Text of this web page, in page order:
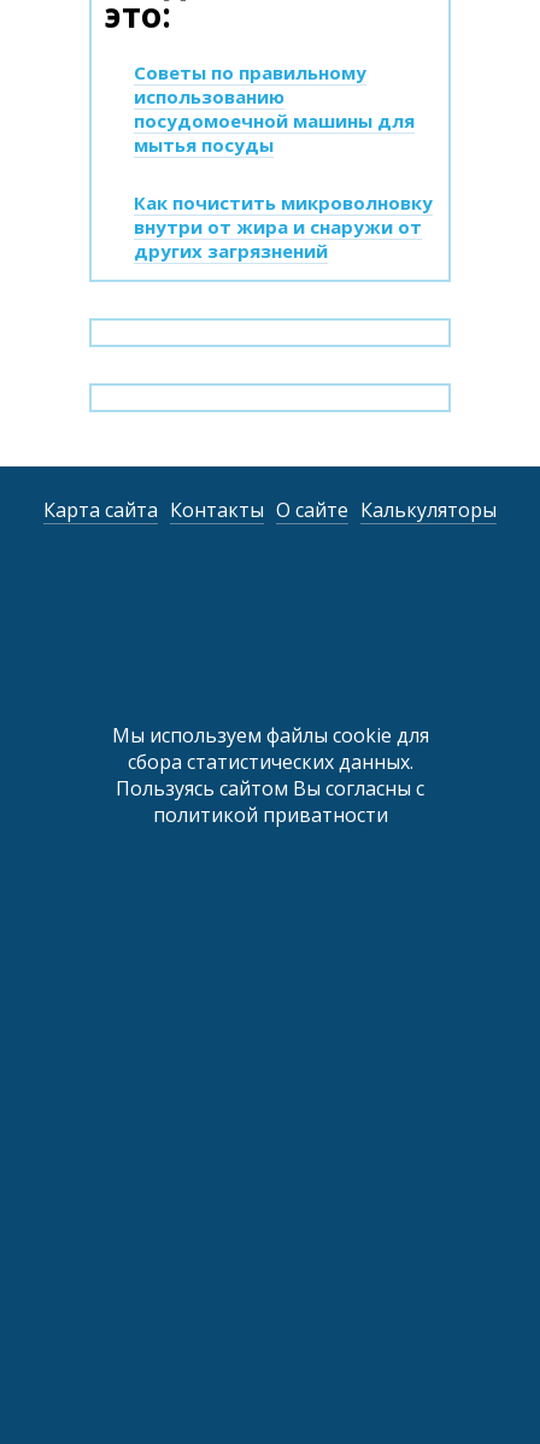
это:
Советы по правильному
использованию
посудомоечной машины для
мытья посуды
Как почистить микроволновку
внутри от жира и снаружи от
других загрязнений
Карта сайта Контакты О сайте Калькуляторы
Мы используем файлы cookie для
сбора статистических данных.
Пользуясь сайтом Вы согласны с
политикой приватности